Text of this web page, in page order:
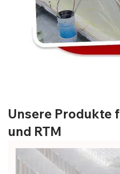
Unsere Produkte
und RTM